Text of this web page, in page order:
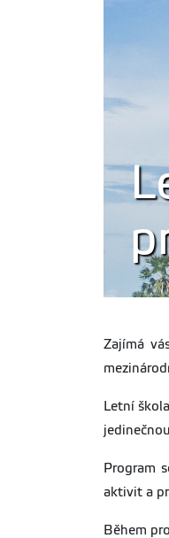
Zajímá
Letní
Program
aktivit a
Během